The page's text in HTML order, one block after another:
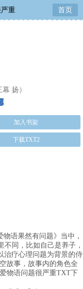
重 首页
扬）
加入书架
下载TXT2
语果然有问题》当中，
同，比如自己是养子，
治疗心理问题为背景的侍
故事，故事内的角色全
物语问题很严重TXT下